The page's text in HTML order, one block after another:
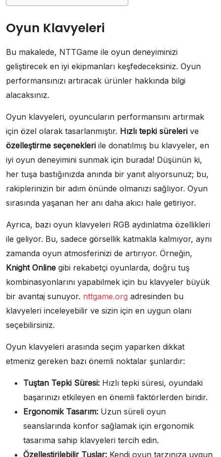
Oyun Klavyeleri
Bu makalede, NTTGame ile oyun deneyiminizi
geliştirecek en iyi ekipmanları keşfedeceksiniz. Oyun
performansınızı artıracak ürünler hakkında bilgi
alacaksınız.
Oyun klavyeleri, oyuncuların performansını artırmak
için özel olarak tasarlanmıştır. Hızlı tepki süreleri ve
özelleştirme seçenekleri ile donatılmış bu klavyeler, en
iyi oyun deneyimini sunmak için burada! Düşünün ki,
her tuşa bastığınızda anında bir yanıt alıyorsunuz; bu,
rakiplerinizin bir adım önünde olmanızı sağlıyor. Oyun
sırasında yaşanan her anı daha akıcı hale getiriyor.
Ayrıca, bazı oyun klavyeleri RGB aydınlatma özellikleri
ile geliyor. Bu, sadece görsellik katmakla kalmıyor, aynı
zamanda oyun atmosferinizi de artırıyor. Örneğin,
Knight Online gibi rekabetçi oyunlarda, doğru tuş
kombinasyonlarını yapabilmek için bu klavyeler büyük
bir avantaj sunuyor. nttgame.org adresinden bu
klavyeleri inceleyebilir ve sizin için en uygun olanı
seçebilirsiniz.
Oyun klavyeleri arasında seçim yaparken dikkat
etmeniz gereken bazı önemli noktalar şunlardır:
Tuştan Tepki Süresi: Hızlı tepki süresi, oyundaki
başarınızı etkileyen en önemli faktörlerden biridir.
Ergonomik Tasarım: Uzun süreli oyun
seanslarında konfor sağlamak için ergonomik
tasarıma sahip klavyeleri tercih edin.
Özelleştirilebilir Tuşlar: Kendi oyun tarzınıza uygun